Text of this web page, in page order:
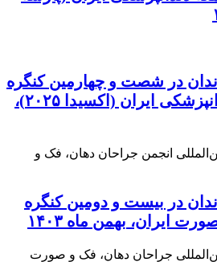
در شصت و چهارمین کنگره
بین‌المللی جامعه دندانپزشکی ایران (اکسیدا ۲۰۲۵)،
در بیست و دومین کنگره
ایران، بهمن ماه ۱۴۰۳